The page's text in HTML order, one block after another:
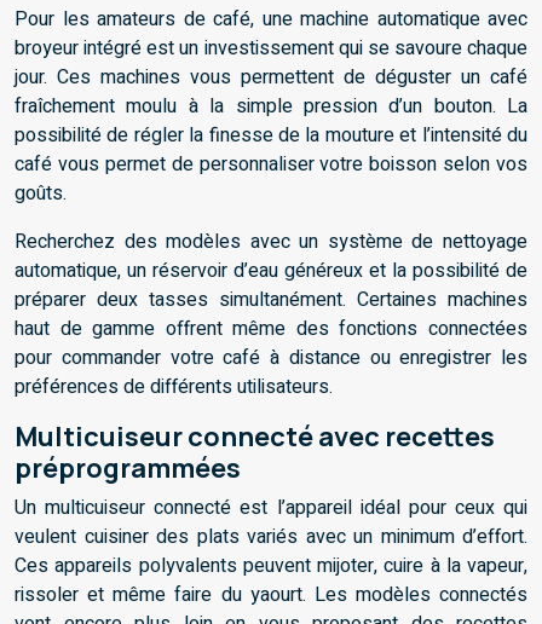
Pour les amateurs de café, une machine automatique avec
broyeur intégré est un investissement qui se savoure chaque
jour. Ces machines vous permettent de déguster un café
fraîchement moulu à la simple pression d’un bouton. La
possibilité de régler la finesse de la mouture et l’intensité du
café vous permet de personnaliser votre boisson selon vos
goûts.
Recherchez des modèles avec un système de nettoyage
automatique, un réservoir d’eau généreux et la possibilité de
préparer deux tasses simultanément. Certaines machines
haut de gamme offrent même des fonctions connectées
pour commander votre café à distance ou enregistrer les
préférences de différents utilisateurs.
Multicuiseur connecté avec recettes
préprogrammées
Un multicuiseur connecté est l’appareil idéal pour ceux qui
veulent cuisiner des plats variés avec un minimum d’effort.
Ces appareils polyvalents peuvent mijoter, cuire à la vapeur,
rissoler et même faire du yaourt. Les modèles connectés